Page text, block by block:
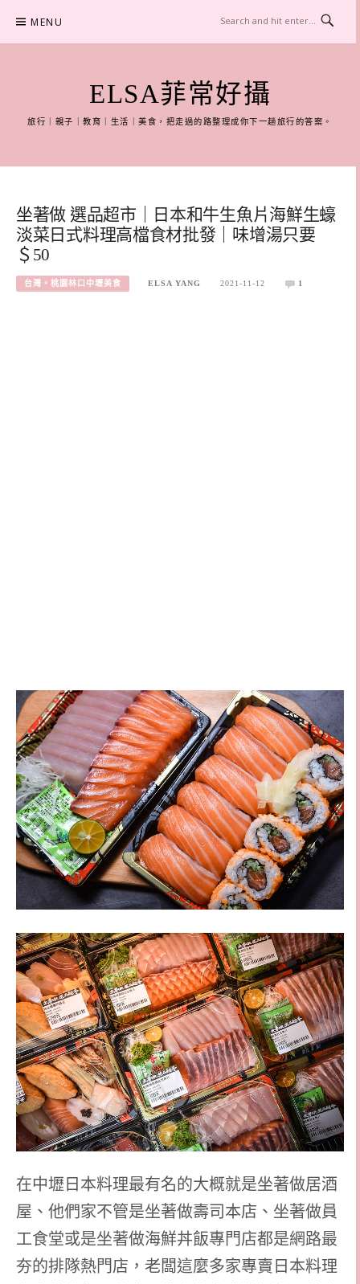
content
MENU
ELSA菲常好攝
旅行｜親子｜教育｜生活｜美食，把走過的路整理成你下一趟旅行的答案。
坐著做 選品超市｜日本和牛生魚片海鮮生蠔
淡菜日式料理高檔食材批發｜味增湯只要
＄50
台灣。桃園林口中壢美食 ELSA YANG 2021-11-12 1
在中壢日本料理最有名的大概就是坐著做居酒
屋、他們家不管是坐著做壽司本店、坐著做員
工食堂或是坐著做海鮮丼飯專門店都是網路最
夯的排隊熱門店，老闆這麼多家專賣日本料理